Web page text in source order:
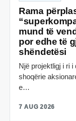
Rama
mund të
por edhe të
shëndetësi
Një projektligj i ri
shoqërie
e…
7 AUG 2026